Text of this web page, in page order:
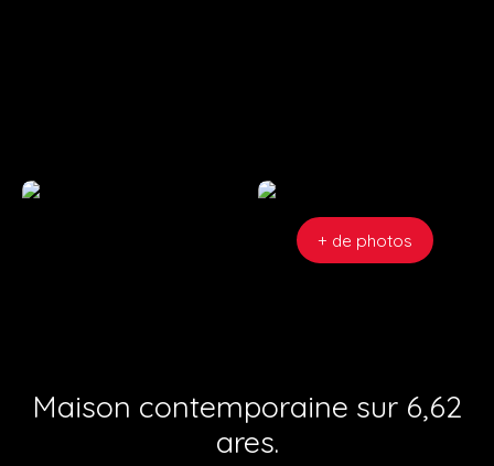
+ de photos
Maison contemporaine sur 6,62
ares.